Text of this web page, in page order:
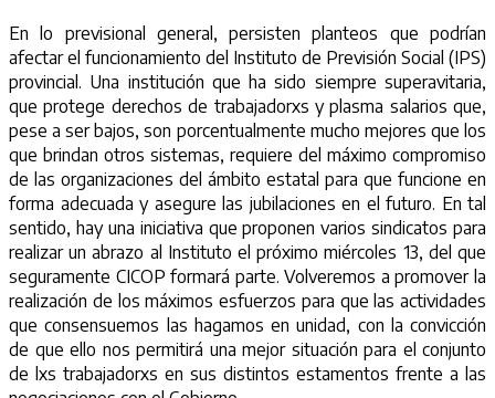
En lo previsional general, persisten planteos que podrían
afectar el funcionamiento del Instituto de Previsión Social (IPS)
provincial. Una institución que ha sido siempre superavitaria,
que protege derechos de trabajadorxs y plasma salarios que,
pese a ser bajos, son porcentualmente mucho mejores que los
que brindan otros sistemas, requiere del máximo compromiso
de las organizaciones del ámbito estatal para que funcione en
forma adecuada y asegure las jubilaciones en el futuro. En tal
sentido, hay una iniciativa que proponen varios sindicatos para
realizar un abrazo al Instituto el próximo miércoles 13, del que
seguramente CICOP formará parte. Volveremos a promover la
realización de los máximos esfuerzos para que las actividades
que consensuemos las hagamos en unidad, con la convicción
de que ello nos permitirá una mejor situación para el conjunto
de lxs trabajadorxs en sus distintos estamentos frente a las